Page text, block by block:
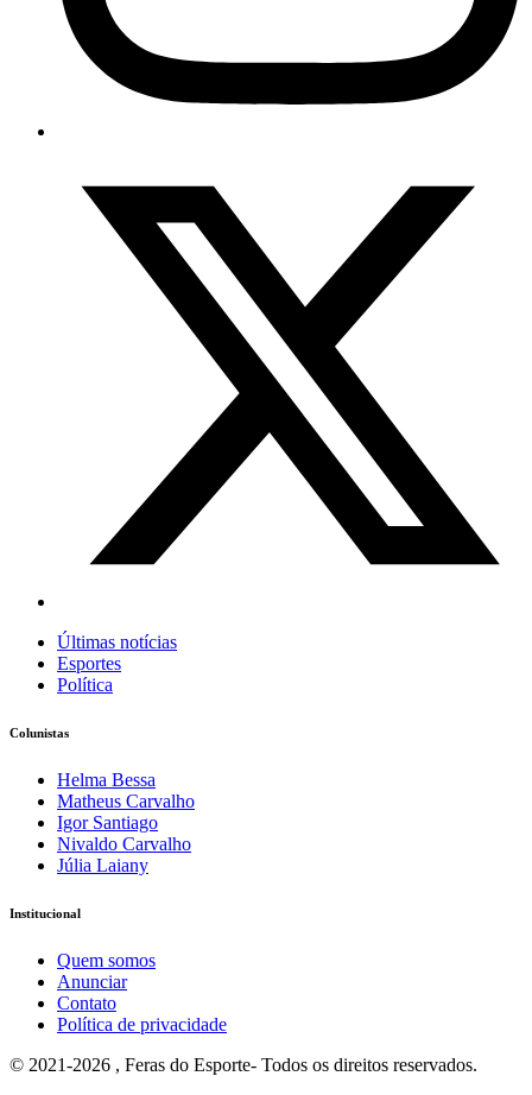
Últimas notícias
Esportes
Política
Colunistas
Helma Bessa
Matheus Carvalho
Igor Santiago
Nivaldo Carvalho
Júlia Laiany
Institucional
Quem somos
Anunciar
Contato
Política de privacidade
© 2021-2026 , Feras do Esporte- Todos os direitos reservados.